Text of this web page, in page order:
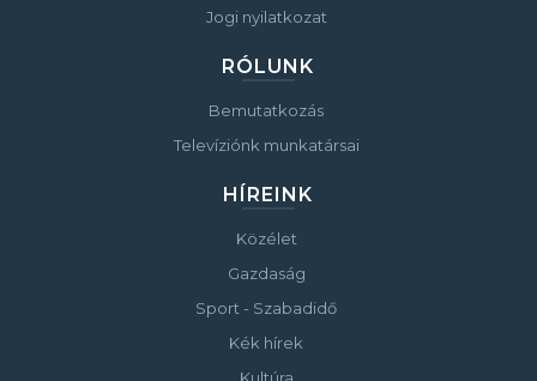
Jogi nyilatkozat
RÓLUNK
Bemutatkozás
Televíziónk munkatársai
HÍREINK
Közélet
Gazdaság
Sport - Szabadidő
Kék hírek